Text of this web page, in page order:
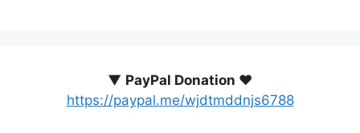
▼ PayPal Donation ♥️
https://paypal.me/wjdtmddnjs6788